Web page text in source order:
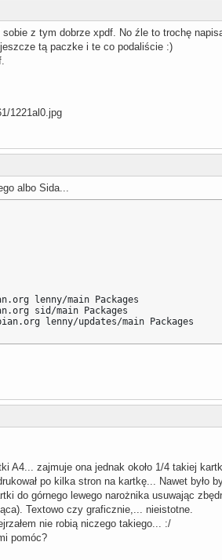
sobie z tym dobrze xpdf. No źle to trochę
tą paczke i te co podaliście :)
albo Sida...
lenny/main Packages
sid/main Packages
lenny/updates/main Packages
A4... zajmuje ona jednak około 1/4 takiej
po kilka stron na kartkę... Nawet było
do górnego lewego narożnika usuwając
Textowo czy graficznie,... nieistotne.
nie robią niczego takiego... :/
pomóc?